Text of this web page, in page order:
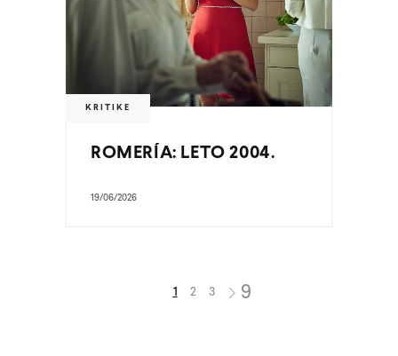
KRITIKE
ROMERÍA: LETO 2004.
19/06/2026
1 2 3